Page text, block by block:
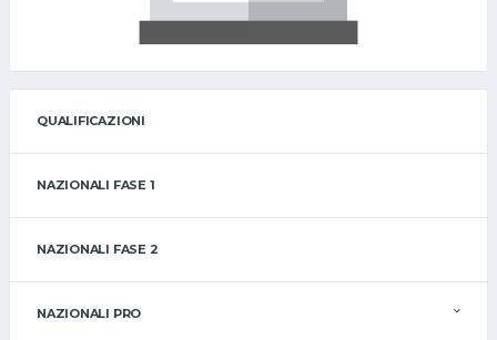
QUALIFICAZIONI
NAZIONALI FASE 1
NAZIONALI FASE 2
NAZIONALI PRO